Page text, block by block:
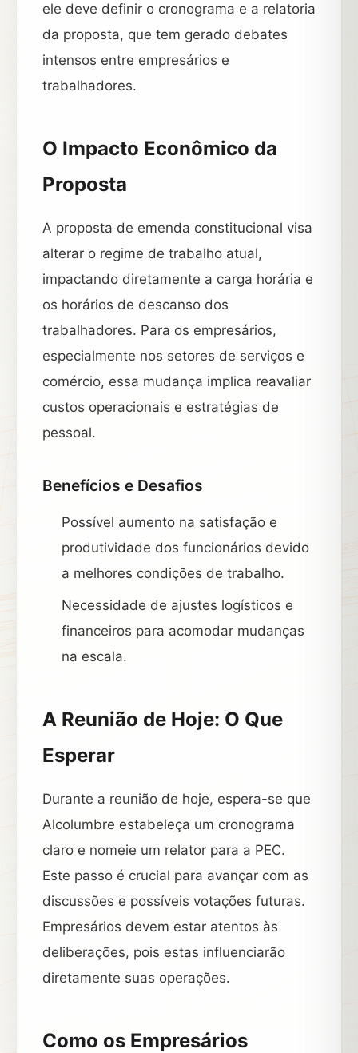
ele deve definir o cronograma e a relatoria
da proposta, que tem gerado debates
intensos entre empresários e
trabalhadores.
O Impacto Econômico da
Proposta
A proposta de emenda constitucional visa
alterar o regime de trabalho atual,
impactando diretamente a carga horária e
os horários de descanso dos
trabalhadores. Para os empresários,
especialmente nos setores de serviços e
comércio, essa mudança implica reavaliar
custos operacionais e estratégias de
pessoal.
Benefícios e Desafios
Possível aumento na satisfação e
produtividade dos funcionários devido
a melhores condições de trabalho.
Necessidade de ajustes logísticos e
financeiros para acomodar mudanças
na escala.
A Reunião de Hoje: O Que
Esperar
Durante a reunião de hoje, espera-se que
Alcolumbre estabeleça um cronograma
claro e nomeie um relator para a PEC.
Este passo é crucial para avançar com as
discussões e possíveis votações futuras.
Empresários devem estar atentos às
deliberações, pois estas influenciarão
diretamente suas operações.
Como os Empresários